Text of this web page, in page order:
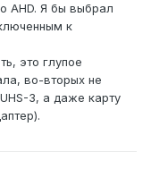
AHD. Я бы выбрал
к
это глупое
во-вторых не
3, а даже карту